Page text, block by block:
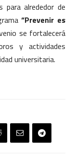
para alrededor de
“Prevenir es
se fortalecerá
y actividades
universitaria.